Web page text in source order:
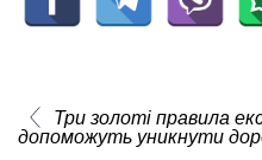
Три золоті правила
допоможуть уникнути